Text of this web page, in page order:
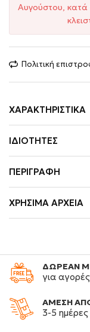
Αυγούστου, κατά
Πολιτική
ΧΑΡΑΚΤΗΡΙΣΤΙΚΆ
ΙΔΙΌΤΗΤΕΣ
ΠΕΡΙΓΡΑΦΉ
ΧΡΉΣΙΜΑ ΑΡΧΕΊΑ
ΔΩΡΕΑΝ
για
ΑΜΕΣΗ
3-5